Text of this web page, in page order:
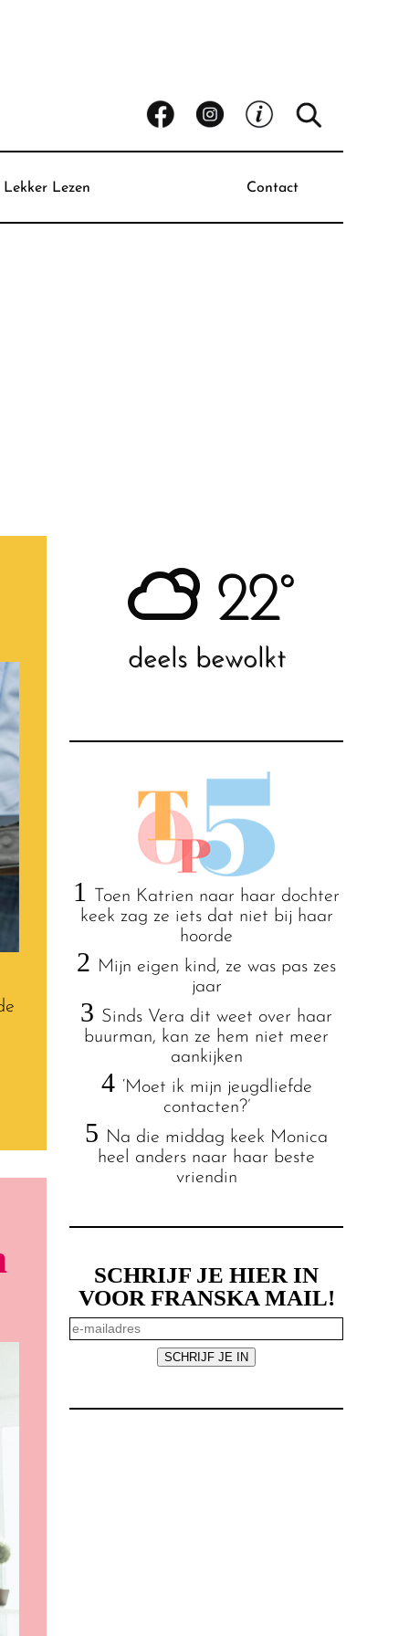
Lekker Lezen Contact
22°
deels bewolkt
1
Toen Katrien naar haar dochter
keek zag ze iets dat niet bij haar
hoorde
2 Mijn eigen kind, ze was pas zes
jaar
3 Sinds Vera dit weet over haar
buurman, kan ze hem niet meer
aankijken
4 ‘Moet ik mijn jeugdliefde
contacten?’
5 Na die middag keek Monica
heel anders naar haar beste
vriendin
SCHRIJF JE HIER IN
VOOR FRANSKA MAIL!